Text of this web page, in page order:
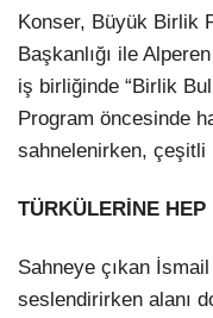
Konser, Büyük Birlik
Başkanlığı ile
iş birliğinde “Birlik
Program öncesinde
sahnelenirken, çeşitli
TÜRKÜLERİNE
Sahneye çıkan
seslendirirken alanı